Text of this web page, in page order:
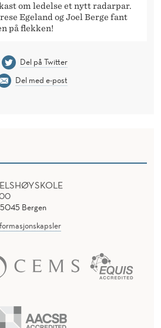
om ledelse et nytt radarpar.
Egeland og Joel Berge fant
på flekken!
Del på Twitter
Del med e-post
Bergen